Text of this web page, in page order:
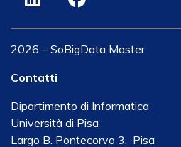
2026 – SoBigData Master
Contatti
Dipartimento di Informatica
Università di Pisa
Largo B. Pontecorvo 3, Pisa